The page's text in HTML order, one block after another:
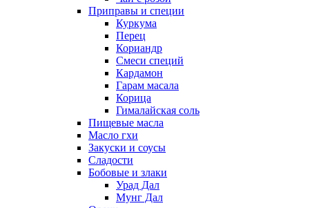
Приправы и специи
Куркума
Перец
Кориандр
Смеси специй
Кардамон
Гарам масала
Корица
Гималайская соль
Пищевые масла
Масло гхи
Закуски и соусы
Сладости
Бобовые и злаки
Урад Дал
Мунг Дал